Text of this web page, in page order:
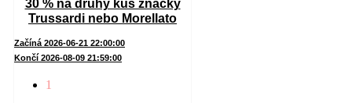
30 % na druhý kus značky
Trussardi nebo Morellato
Začíná 2026-06-21 22:00:00
Končí 2026-08-09 21:59:00
1